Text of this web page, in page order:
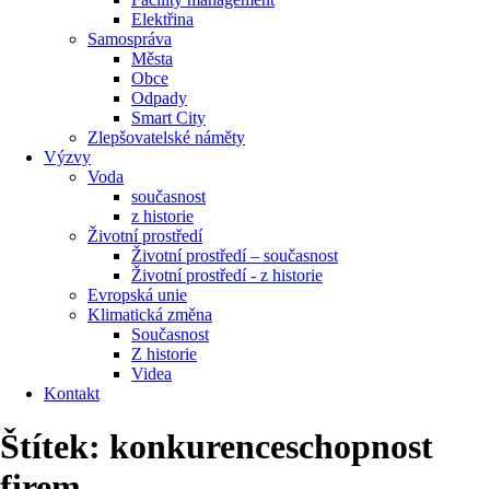
Elektřina
Samospráva
Města
Obce
Odpady
Smart City
Zlepšovatelské náměty
Výzvy
Voda
současnost
z historie
Životní prostředí
Životní prostředí – současnost
Životní prostředí ​- z historie
Evropská unie
Klimatická změna
Současnost
Z historie
Videa
Kontakt
Štítek: konkurenceschopnost